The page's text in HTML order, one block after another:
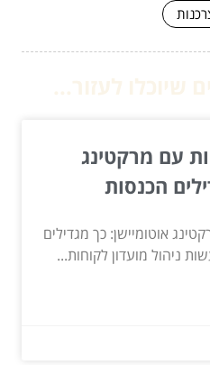
עם מרקטינג
הכנסות
אוטומיישן: כך מגדילים
ניהול מועדון לקוחות...